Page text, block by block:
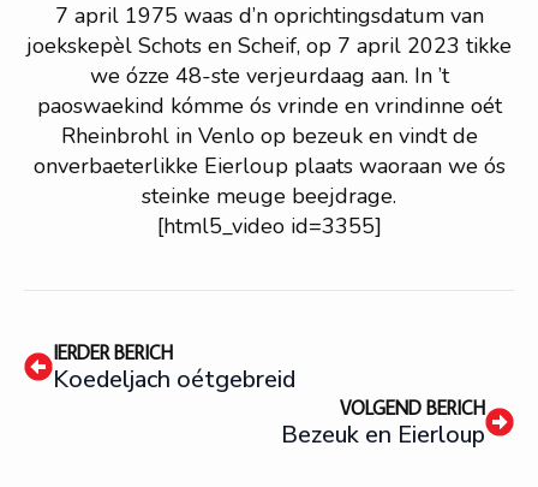
7 april 1975 waas d’n oprichtingsdatum van
joekskepèl Schots en Scheif, op 7 april 2023 tikke
we ózze 48-ste verjeurdaag aan. In ’t
paoswaekind kómme ós vrinde en vrindinne oét
Rheinbrohl in Venlo op bezeuk en vindt de
onverbaeterlikke Eierloup plaats waoraan we ós
steinke meuge beejdrage.
[html5_video id=3355]
IERDER BERICH
Koedeljach oétgebreid
VOLGEND BERICH
Bezeuk en Eierloup